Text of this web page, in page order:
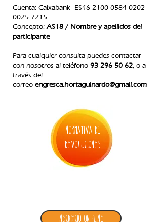
Cuenta: Caixabank ES46 2100 0584 0202
0025 7215
Concepto:AS18 / Nombre y apellidos del
participante
Para cualquier consulta puedes contactar
con nosotros al teléfono 93 296 50 62, o a
través del
correo engresca.hortaguinardo@gmail.com
normativa de
devoluciones
Inscripció ON-LINE